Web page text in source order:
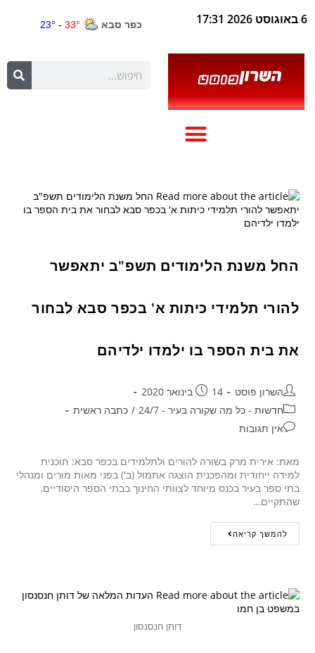
6 באוגוסט 2026 17:31
החל משנת הלימודים תשפ"ב יתאפשר
להורי תלמידי כיתות א' בכפר סבא לבחור
את בית הספר בו ילמדו ילדיהם
השרון פוסט
14 בינואר 2020
חדשות - כל מה שקורה בעיר - 24/7
/ כתבה ראשית
אין תגובות
מאת: אירית מרק בשורה להורים ולתלמידים בכפר סבא: תוכנית
למידה ייחודית ומהפכנית הוצגה אתמול (ב') בפני מאות מורים ומנהלי
בתי ספר בעיר בכנס מיוחד לצוותי החינוך בבתי הספר היסודיים,
שהתקיים…
להמשך קריאה
דותן חנסנסון